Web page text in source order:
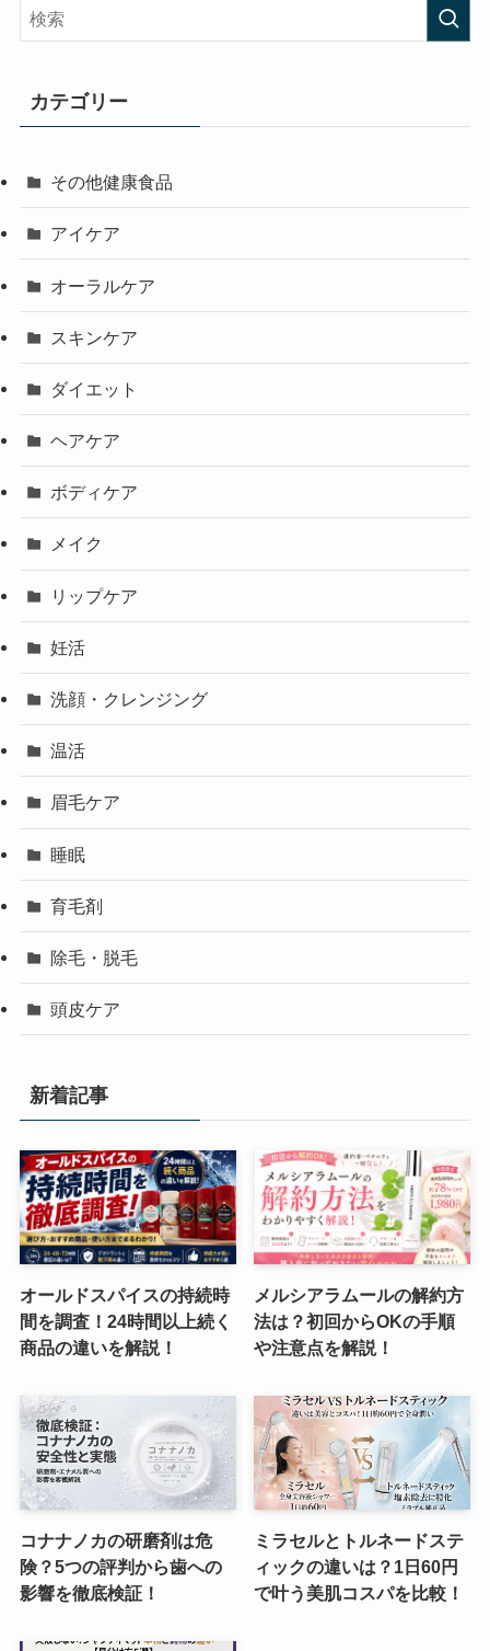
カテゴリー
その他健康食品
アイケア
オーラルケア
スキンケア
ダイエット
ヘアケア
ボディケア
メイク
リップケア
妊活
洗顔・クレンジング
温活
眉毛ケア
睡眠
育毛剤
除毛・脱毛
頭皮ケア
新着記事
オールドスパイスの持続時
間を調査！24時間以上続く
商品の違いを解説！
メルシアラムールの解約方
法は？初回からOKの手順
や注意点を解説！
コナナノカの研磨剤は危
険？5つの評判から歯への
影響を徹底検証！
ミラセルとトルネードステ
ィックの違いは？1日60円
で叶う美肌コスパを比較！